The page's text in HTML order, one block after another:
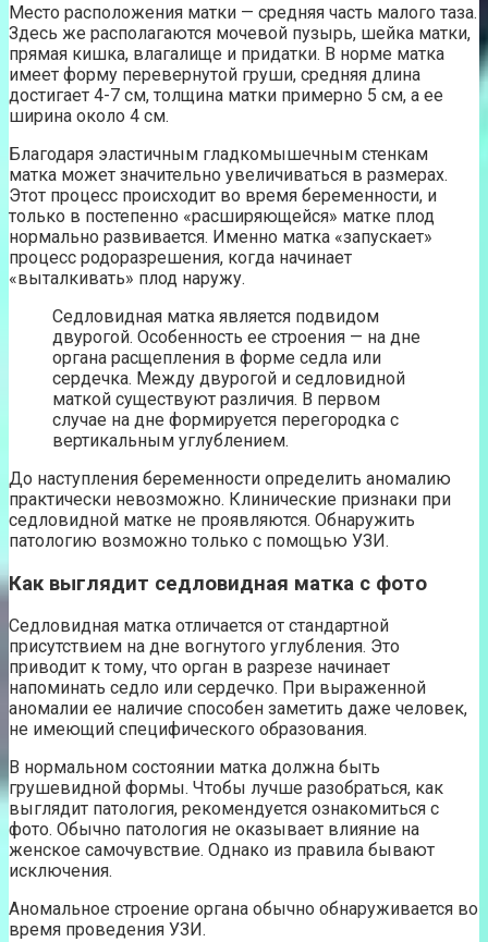
Место расположения матки — средняя часть малого таза.
Здесь же располагаются мочевой пузырь, шейка матки,
прямая кишка, влагалище и придатки. В норме матка
имеет форму перевернутой груши, средняя длина
достигает 4-7 см, толщина матки примерно 5 см, а ее
ширина около 4 см.
Благодаря эластичным гладкомышечным стенкам
матка может значительно увеличиваться в размерах.
Этот процесс происходит во время беременности, и
только в постепенно «расширяющейся» матке плод
нормально развивается. Именно матка «запускает»
процесс родоразрешения, когда начинает
«выталкивать» плод наружу.
Седловидная матка является подвидом
двурогой. Особенность ее строения — на дне
органа расщепления в форме седла или
сердечка. Между двурогой и седловидной
маткой существуют различия. В первом
случае на дне формируется перегородка с
вертикальным углублением.
До наступления беременности определить аномалию
практически невозможно. Клинические признаки при
седловидной матке не проявляются. Обнаружить
патологию возможно только с помощью УЗИ.
Как выглядит седловидная матка с фото
Седловидная матка отличается от стандартной
присутствием на дне вогнутого углубления. Это
приводит к тому, что орган в разрезе начинает
напоминать седло или сердечко. При выраженной
аномалии ее наличие способен заметить даже человек,
не имеющий специфического образования.
В нормальном состоянии матка должна быть
грушевидной формы. Чтобы лучше разобраться, как
выглядит патология, рекомендуется ознакомиться с
фото. Обычно патология не оказывает влияние на
женское самочувствие. Однако из правила бывают
исключения.
Аномальное строение органа обычно обнаруживается во
время проведения УЗИ.